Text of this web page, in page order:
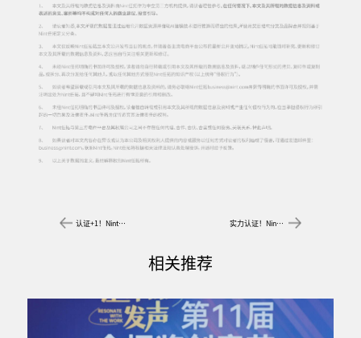
认证+1！Nint任拓入选《全球数字营销商业服务生态图谱》 实力认证！Nint任拓入选Morketing《MarTech生态图2023》
相关推荐